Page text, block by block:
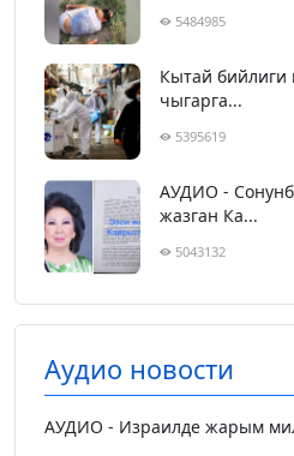
5484985
Кытай бийлиги
чыгарга...
5395619
АУДИО -
жазган Ка...
5043132
Аудио новости
АУДИО - Израилде жарым